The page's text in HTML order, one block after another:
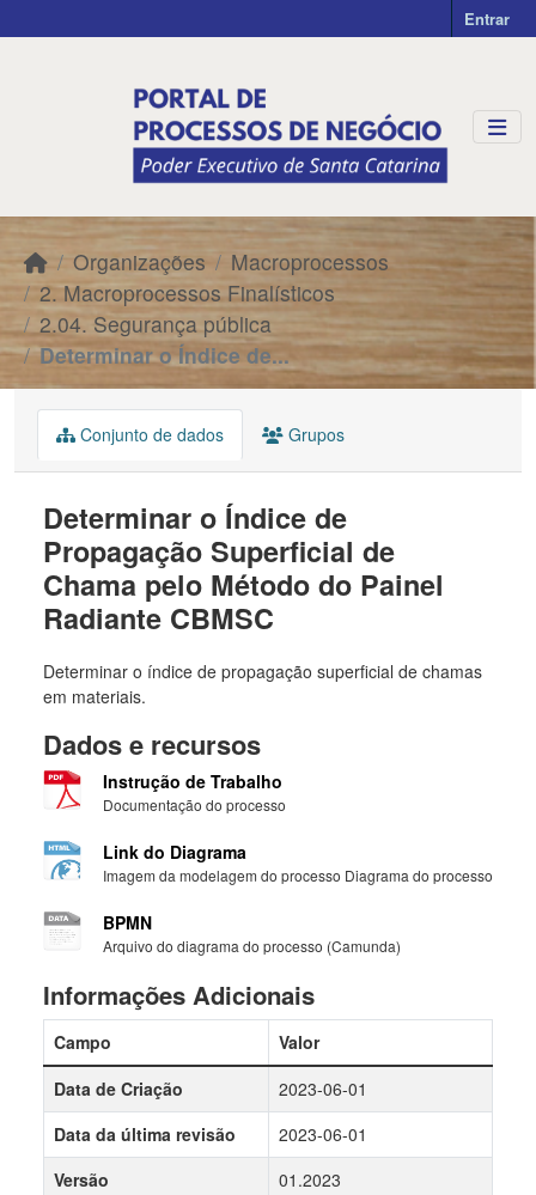
Entrar
Organizações
Macroprocessos
2. Macroprocessos Finalísticos
2.04. Segurança pública
Determinar o Índice de...
Conjunto de dados Grupos
Determinar o Índice de
Propagação Superficial de
Chama pelo Método do Painel
Radiante CBMSC
Determinar o índice de propagação superficial de chamas
em materiais.
Dados e recursos
Instrução de Trabalho
Documentação do processo
Link do Diagrama
Imagem da modelagem do processo Diagrama do processo
BPMN
Arquivo do diagrama do processo (Camunda)
Informações Adicionais
Campo
Valor
Data de Criação
2023-06-01
Data da última revisão
2023-06-01
Versão
01.2023